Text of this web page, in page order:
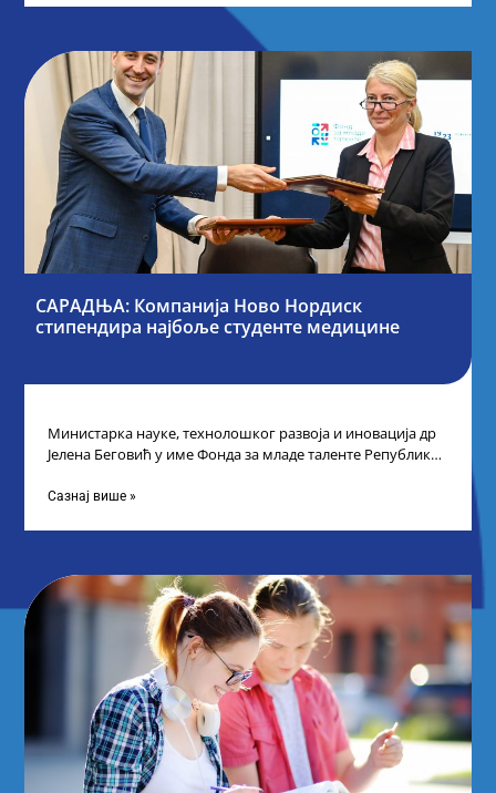
САРАДЊА: Компанија Ново Нордиск
стипендира најбоље студенте медицине
Министарка науке, технолошког развоја и иновација др
Јелена Беговић у име Фонда за младе таленте Републике
Сазнај више »